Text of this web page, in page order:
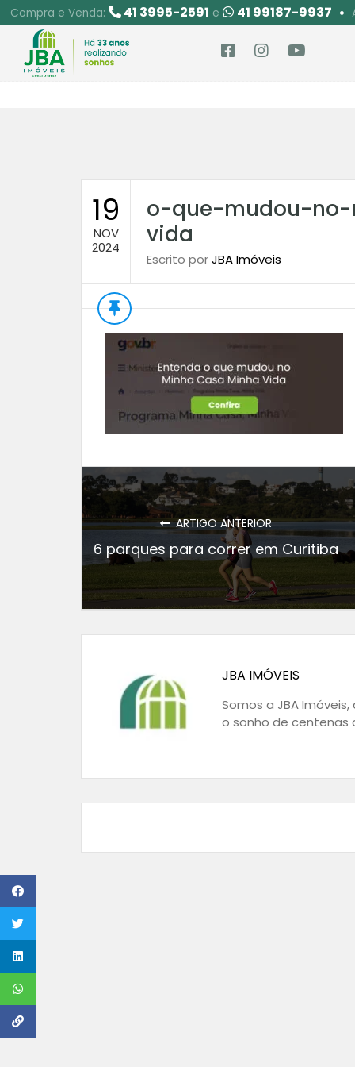
Compra e Venda: 41 3995-2591 e 41 99187-9937
19
NOV
2024
o-que-mudou-
vida
Escrito porJBA Imóveis
ARTIGO ANTERIOR
6 parques para correr em Curitiba
JBA IMÓVEIS
Somos a JBA
o sonho de centenas